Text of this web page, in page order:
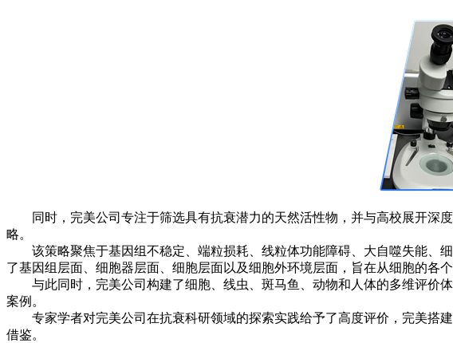
同时，完美公司专注于筛选具有抗衰潜力的天然活性物，并与高校展开深
略。
该策略聚焦于基因组不稳定、端粒损耗、线粒体功能障碍、大自噬失能、
了基因组层面、细胞器层面、细胞层面以及细胞外环境层面，旨在从细胞的各个
与此同时，完美公司构建了细胞、线虫、斑马鱼、动物和人体的多维评价
案例。
专家学者对完美公司在抗衰科研领域的探索实践给予了高度评价，完美搭
借鉴。